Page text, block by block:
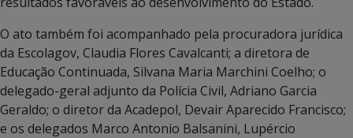
O ato também foi acompanhado pela procuradora jurídica
da Escolagov, Claudia Flores Cavalcanti; a diretora de
Educação Continuada, Silvana Maria Marchini Coelho; o
delegado-geral adjunto da Polícia Civil, Adriano Garcia
Geraldo; o diretor da Acadepol, Devair Aparecido Francisco;
e os delegados Marco Antonio Balsanini, Lupércio